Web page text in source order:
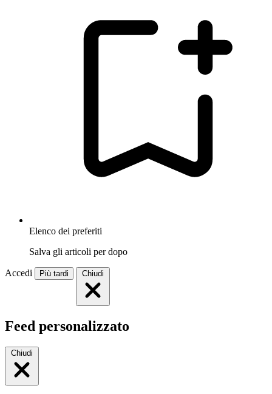
Elenco dei preferiti
Salva gli articoli per dopo
Accedi Più tardi Chiudi
Feed personalizzato
Chiudi